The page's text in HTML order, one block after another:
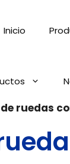
Inicio
ruedas